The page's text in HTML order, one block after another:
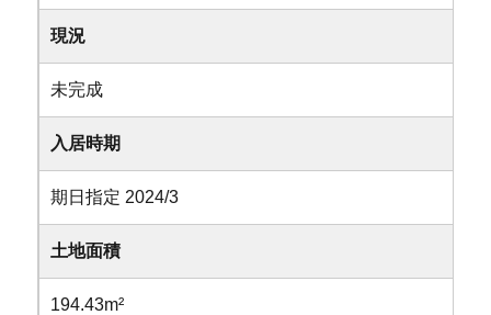
現況
未完成
入居時期
期日指定 2024/3
土地面積
194.43m²